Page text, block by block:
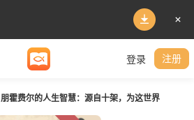
登录 注册
朋霍费尔的人生智慧：源自十架，为这世界